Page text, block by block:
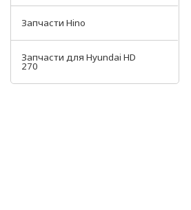
Запчасти Hino
Запчасти для Hyundai HD
270